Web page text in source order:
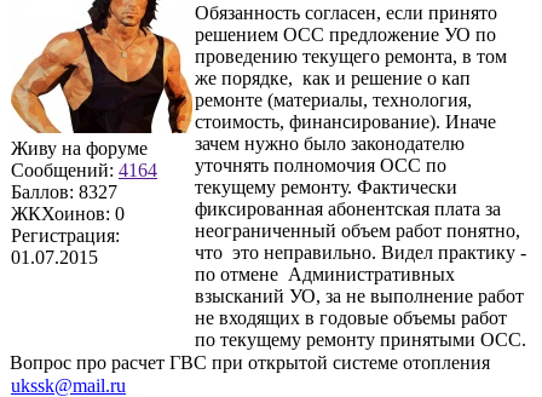
Живу на форуме
Сообщений: 4164
Баллов: 8327
ЖКХоинов: 0
Регистрация:
01.07.2015
Обязанность согласен, если принято
решением ОСС предложение УО по
проведению текущего ремонта, в том
же порядке, как и решение о кап
ремонте (материалы, технология,
стоимость, финансирование). Иначе
зачем нужно было законодателю
уточнять полномочия ОСС по
текущему ремонту. Фактически
фиксированная абонентская плата за
неограниченный объем работ понятно,
что это неправильно. Видел практику -
по отмене Административных
взысканий УО, за не выполнение работ
не входящих в годовые объемы работ
по текущему ремонту принятыми ОСС.
Вопрос про расчет ГВС при открытой системе отопления
ukssk@mail.ru